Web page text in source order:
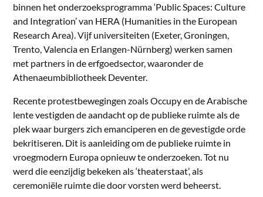
binnen het onderzoeksprogramma ‘Public Spaces: Culture
and Integration’ van HERA (Humanities in the European
Research Area). Vijf universiteiten (Exeter, Groningen,
Trento, Valencia en Erlangen-Nürnberg) werken samen
met partners in de erfgoedsector, waaronder de
Athenaeumbibliotheek Deventer.
Recente protestbewegingen zoals Occupy en de Arabische
lente vestigden de aandacht op de publieke ruimte als de
plek waar burgers zich emanciperen en de gevestigde orde
bekritiseren. Dit is aanleiding om de publieke ruimte in
vroegmodern Europa opnieuw te onderzoeken. Tot nu
werd die eenzijdig bekeken als ‘theaterstaat’, als
ceremoniële ruimte die door vorsten werd beheerst.